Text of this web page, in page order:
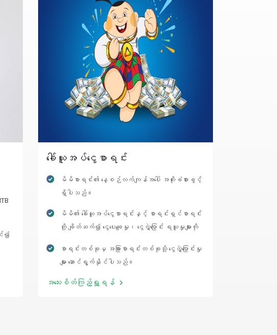
၍
ခေါ်ယူအပ်ငွေစာရင်း
မိမိစာရင်း၏ နေ့စဉ်လက်ကျန်အပေါ် အတိုးခံစားခွင့်
ရှိပါသည်။
မိမိ၏ ခေါ်ယူအပ်ငွေစာရင်းနှင့် စာရင်းရှင်စာရင်း
တို့ ချိတ်ဆက်၍ ငွေပေးချေမှု၊ ငွေလွှဲပြောင်း ရယူမှုများကို
စာရင်းတစ်ခုမှ အခြားစာရင်းတစ်ခုသို့ ငွေလွှဲပြောင်းမှု
များ ဆောင်ရွက်နိုင်ပါသည်။
အသေးစိတ်ကြည့်ရှု့ရန်